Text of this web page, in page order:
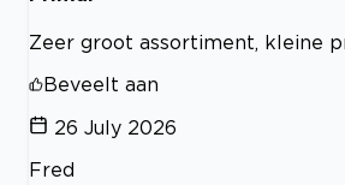
Zeer groot assortiment, kleine
Beveelt aan
26 July 2026
Fred